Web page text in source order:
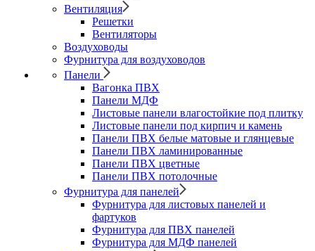
Вентиляция
Решетки
Вентиляторы
Воздуховоды
Фурнитура для воздуховодов
Панели
Вагонка ПВХ
Панели МДФ
Листовые панели влагостойкие под плитку
Листовые панели под кирпич и камень
Панели ПВХ белые матовые и глянцевые
Панели ПВХ ламинированные
Панели ПВХ цветные
Панели ПВХ потолочные
Фурнитура для панелей
Фурнитура для листовых панелей и
фартуков
Фурнитура для ПВХ панелей
Фурнитура для МДФ панелей